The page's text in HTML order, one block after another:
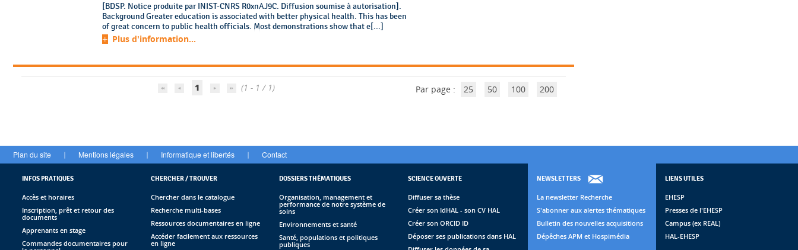
[BDSP. Notice produite par INIST-CNRS R0xnAJ9C. Diffusion soumise à autorisation].
Background Greater education is associated with better physical health. This has been
of great concern to public health officials. Most demonstrations show that e[...]
Plus d'information...
1 (1 - 1 / 1) Par page : 25 50 100 200
Plan du site | Mentions légales | Informatique et libertés | Contact
INFOS PRATIQUES
Accès et horaires
Inscription, prêt et retour des
documents
Apprenants en stage
Commandes documentaires pour
CHERCHER / TROUVER
Chercher dans le catalogue
Recherche multi-bases
Ressources documentaires en ligne
Accéder facilement aux ressources
en ligne
DOSSIERS THÉMATIQUES
Organisation, management et
performance de notre système de
soins
Environnements et santé
Santé, populations et politiques
publiques
SCIENCE OUVERTE
Diffuser sa thèse
Créer son IdHAL - son CV HAL
Créer son ORCID ID
Déposer ses publications dans HAL
NEWSLETTERS
La newsletter Recherche
S'abonner aux alertes thématiques
Bulletin des nouvelles acquisitions
Dépêches APM et Hospimédia
LIENS UTILES
EHESP
Presses de l'EHESP
Campus (ex REAL)
HAL-EHESP